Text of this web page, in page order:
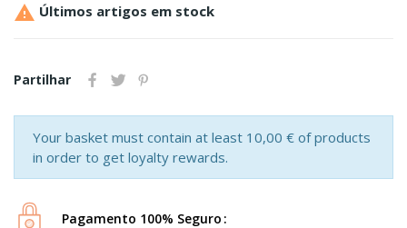
 Últimos artigos em stock
Partilhar
Your basket must contain at least 10,00 € of products
in order to get loyalty rewards.
Pagamento 100% Seguro